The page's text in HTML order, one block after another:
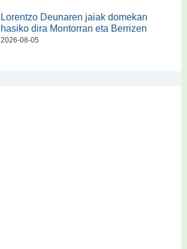
Lorentzo Deunaren jaiak domekan
hasiko dira Montorran eta Berrizen
2026-08-05